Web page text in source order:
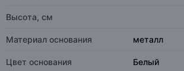
Высота, см
Материал основания металл
Цвет основания Белый